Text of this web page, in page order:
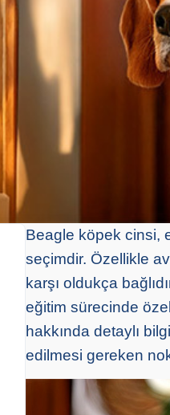
Beagle köpek cinsi,
seçimdir. Özellikle
karşı oldukça
eğitim sürecinde
hakkında detaylı
edilmesi gereken